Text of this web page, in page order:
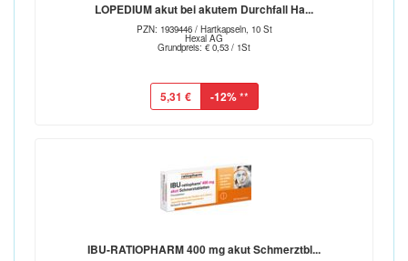
LOPEDIUM akut bei akutem Durchfall Ha...
PZN: 1939446 / Hartkapseln, 10 St
Hexal AG
Grundpreis: € 0,53 / 1St
5,31 € -12%**
IBU-RATIOPHARM 400 mg akut Schmerztbl...